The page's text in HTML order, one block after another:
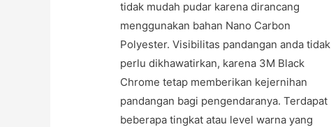
tidak mudah pudar karena dirancang
menggunakan bahan Nano Carbon
Polyester. Visibilitas pandangan anda tidak
perlu dikhawatirkan, karena 3M Black
Chrome tetap memberikan kejernihan
pandangan bagi pengendaranya. Terdapat
beberapa tingkat atau level warna yang